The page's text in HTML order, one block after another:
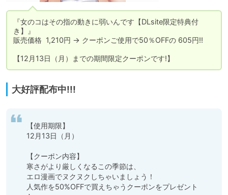
『女のコはその指の動きに弱いんです【DLsite限定特典付
き】』
販売価格  1,210円 → クーポンご使用で50％OFFの 605円!!
【12月13日（月）までの期間限定クーポンです!】
大好評配布中!!!
【使用期限】
12月13日（月）
【クーポン内容】
寒さがより厳しくなるこの季節は、
エロ漫画でヌクヌクしちゃいましょう！
人気作を50%OFFで買えちゃうクーポンをプレゼント